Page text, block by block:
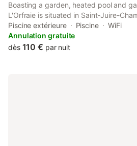
Boasting a garden, heated pool and
L'Orfraie is situated in Saint-Juire-
Piscine extérieure
Piscine
WiFi
Annulation gratuite
dès 110 € par nuit